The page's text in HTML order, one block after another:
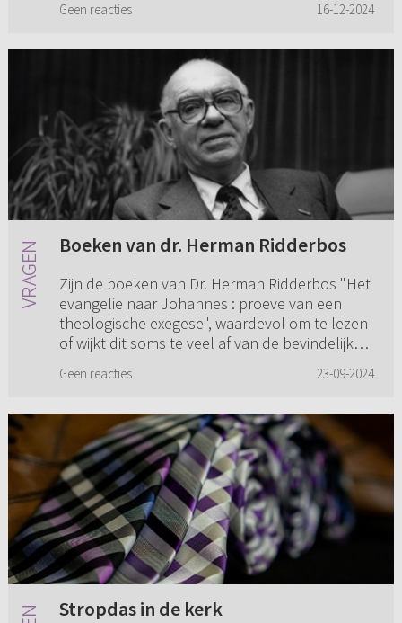
Geen reacties 16-12-2024
Boeken van dr. Herman Ridderbos
Zijn de boeken van Dr. Herman Ridderbos "Het
evangelie naar Johannes : proeve van een
theologische exegese", waardevol om te lezen
of wijkt dit soms te veel af van de bevindelijk
Geen reacties 23-09-2024
Stropdas in de kerk